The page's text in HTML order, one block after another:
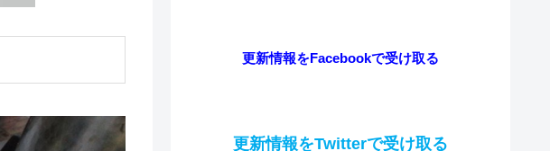
更新情報をFacebookで受け取る
更新情報をTwitterで受け取る